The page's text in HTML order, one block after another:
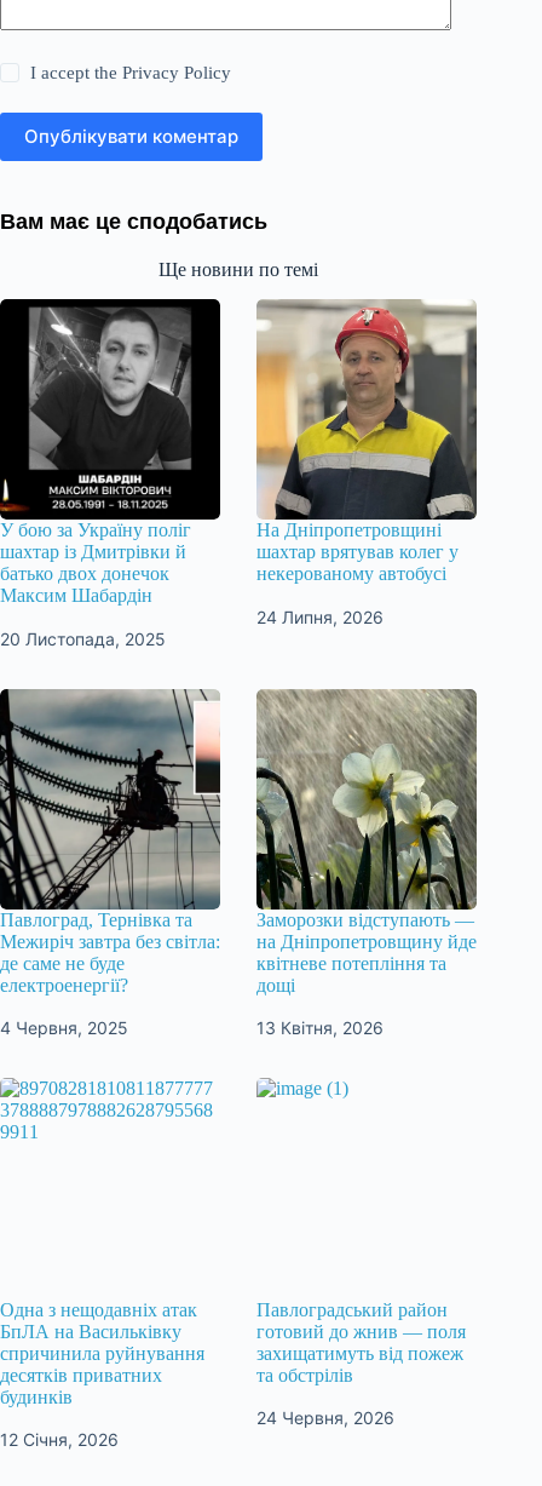
I accept thePrivacy Policy
Опублікувати коментар
Вам має це сподобатись
Ще новини по темі
У бою за Україну поліг
шахтар із Дмитрівки й
батько двох донечок
Максим Шабардін
20 Листопада, 2025
На Дніпропетровщині
шахтар врятував колег у
некерованому автобусі
24 Липня, 2026
Павлоград, Тернівка та
Межиріч завтра без світла:
де саме не буде
електроенергії?
4 Червня, 2025
Заморозки відступають —
на Дніпропетровщину йде
квітневе потепління та
дощі
13 Квітня, 2026
Одна з нещодавніх атак
БпЛА на Васильківку
спричинила руйнування
десятків приватних
будинків
12 Січня, 2026
Павлоградський район
готовий до жнив — поля
захищатимуть від пожеж
та обстрілів
24 Червня, 2026